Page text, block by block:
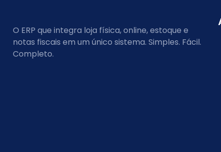
O ERP que integra loja física, online, estoque e
notas fiscais em um único sistema. Simples. Fácil.
Completo.